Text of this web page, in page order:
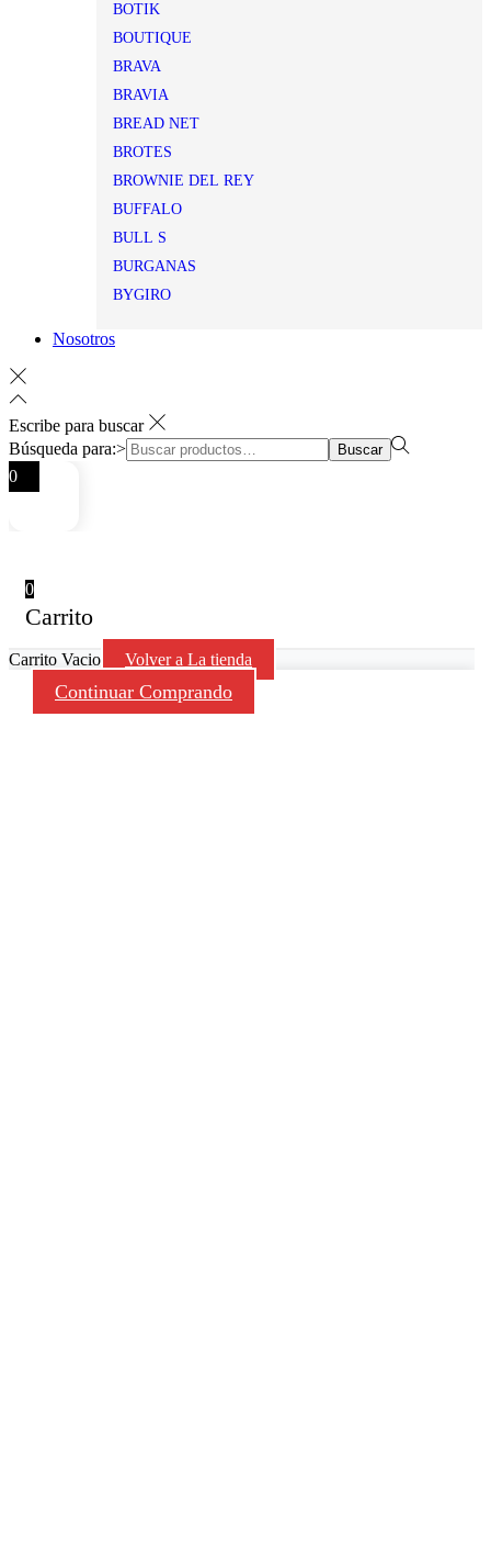
BOTIK
BOUTIQUE
BRAVA
BRAVIA
BREAD NET
BROTES
BROWNIE DEL REY
BUFFALO
BULL S
BURGANAS
BYGIRO
Nosotros
Escribe para buscar
Búsqueda para:>
Buscar
0
0
Carrito
Carrito Vacio Volver a La tienda
Continuar Comprando